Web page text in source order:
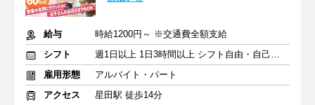
給与
時給1200円～ ※交通費全額支給
シフト
週1日以上 1日3時間以上 シフト自由・自己申告
雇用形態
アルバイト・パート
アクセス
星田駅 徒歩14分